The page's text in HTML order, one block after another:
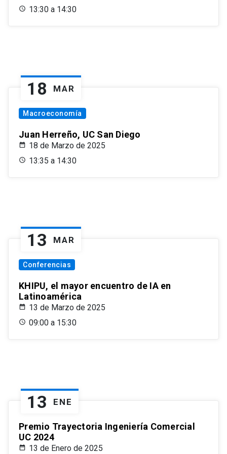
13:30 a 14:30
18 MAR
Macroeconomía
Juan Herreño, UC San Diego
18 de Marzo de 2025
13:35 a 14:30
13 MAR
Conferencias
KHIPU, el mayor encuentro de IA en
Latinoamérica
13 de Marzo de 2025
09:00 a 15:30
13 ENE
Premio Trayectoria Ingeniería Comercial
UC 2024
13 de Enero de 2025